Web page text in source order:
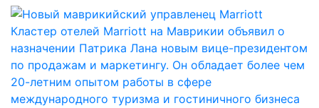
Кластер отелей Marriott на Маврикии объявил о
назначении Патрика Лана новым вице-президентом
по продажам и маркетингу. Он обладает более чем
20-летним опытом работы в сфере
международного туризма и гостиничного бизнеса